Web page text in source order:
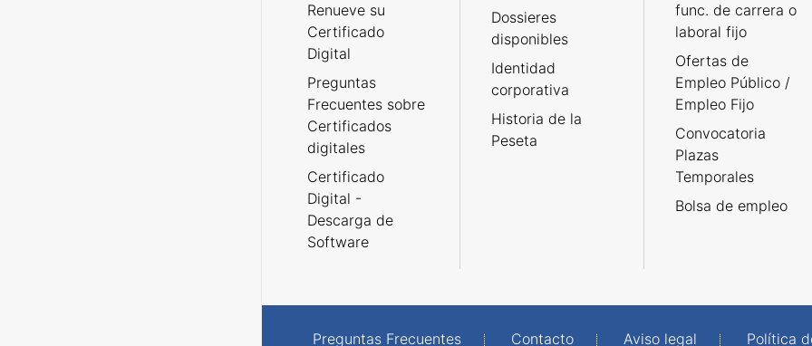
Renueve su
Certificado
Digital
Preguntas
Frecuentes sobre
Certificados
digitales
Certificado
Digital -
Descarga de
Software
Dossieres
disponibles
Identidad
corporativa
Historia de la
Peseta
func. de carrera o
laboral fijo
Ofertas de
Empleo Público /
Empleo Fijo
Convocatoria
Plazas
Temporales
Bolsa de empleo
Preguntas Frecuentes Contacto Aviso legal Política